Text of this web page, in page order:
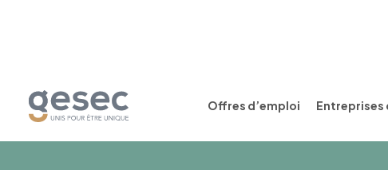
Offres d’emploi Entreprises